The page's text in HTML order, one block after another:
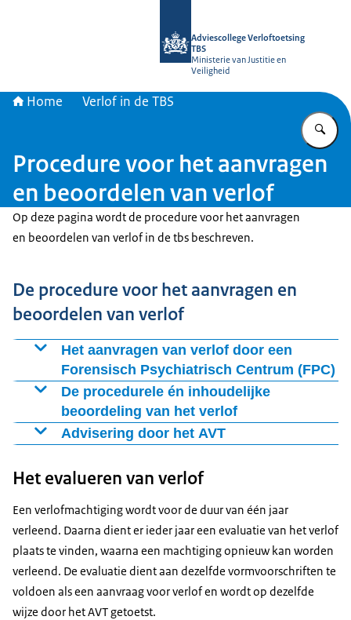
Adviescollege Verloftoetsing
TBS
Ministerie van Justitie en
Veiligheid
Home Verlof in de TBS
Procedure voor het aanvragen
en beoordelen van verlof
Op deze pagina wordt de procedure voor het aanvragen
en beoordelen van verlof in de tbs beschreven.
De procedure voor het aanvragen en
beoordelen van verlof
Het aanvragen van verlof door een
Forensisch Psychiatrisch Centrum (FPC)
Het FPC waar een tbs-gestelde verblijft, stelt een
verlofaanvraag op. Hiervoor wordt een vast format
gebruikt, met een indeling in boxen, zoals is vastgesteld
De procedurele én inhoudelijke
beoordeling van het verlof
De verlofaanvraag wordt gelijktijdig procedureel en
Procedurele beoordeling
DIZ beoordeelt of de verlofaanvraag aan de
procedurele vereisten voldoet. De
Advisering door het AVT
positief met voorwaarden of negatief. Het advies wordt
minister van Justitie en Veiligheid een beslissing neemt
over het afgeven van een verlofmachtiging voor de
duur van één jaar.
Bij een positief advies van het AVT kan de minister
hiervan gemotiveerd afwijken op basis van procedurele
Het evalueren van verlof
Een verlofmachtiging wordt voor de duur van één jaar
verleend. Daarna dient er ieder jaar een evaluatie van het verlof
plaats te vinden, waarna een machtiging opnieuw kan worden
verleend. De evaluatie dient aan dezelfde vormvoorschriften te
voldoen als een aanvraag voor verlof en wordt op dezelfde
wijze door het AVT getoetst.